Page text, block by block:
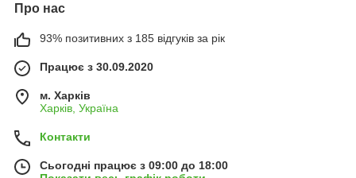
Про нас
93% позитивних з 185 відгуків за рік
Працює з 30.09.2020
м. Харків
Харків, Україна
Контакти
Сьогодні працює з 09:00 до 18:00